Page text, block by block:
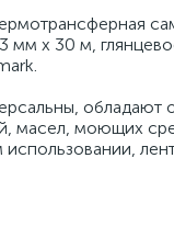
мм х 30 м,
масел, моющих